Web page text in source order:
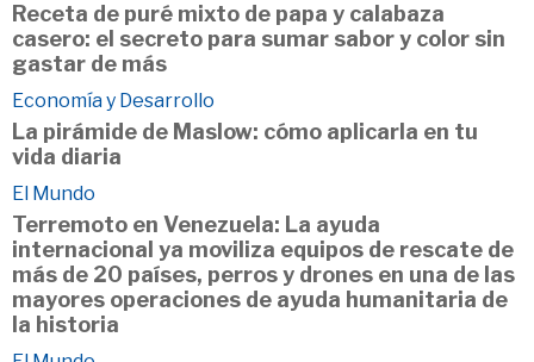
Receta de puré mixto de papa y calabaza
casero: el secreto para sumar sabor y color sin
gastar de más
Economía y Desarrollo
La pirámide de Maslow: cómo aplicarla en tu
vida diaria
El Mundo
Terremoto en Venezuela: La ayuda
internacional ya moviliza equipos de rescate de
más de 20 países, perros y drones en una de las
mayores operaciones de ayuda humanitaria de
la historia